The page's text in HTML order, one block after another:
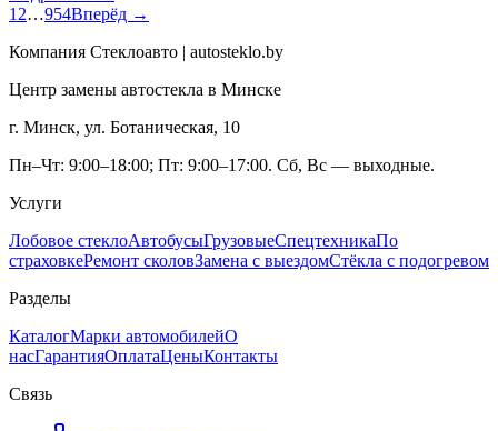
1 2…954Вперёд →
Компания Стеклоавто | autosteklo.by
Центр замены автостекла в Минске
г. Минск, ул. Ботаническая, 10
Пн–Чт: 9:00–18:00; Пт: 9:00–17:00. Сб, Вс — выходные.
Услуги
Лобовое стеклоАвтобусыГрузовыеСпецтехникаПо
страховкеРемонт сколовЗамена с выездомСтёкла с подогревом
Разделы
КаталогМарки автомобилейО
насГарантияОплатаЦеныКонтакты
Связь